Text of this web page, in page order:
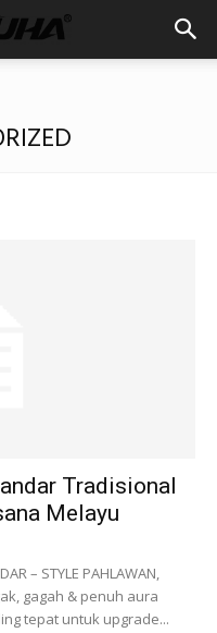
Tradisional
Melayu
– STYLE PAHLAWAN,
gagah & penuh aura
tepat untuk upgrade...